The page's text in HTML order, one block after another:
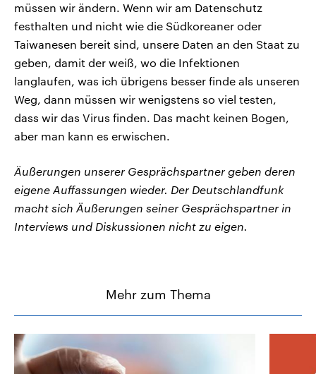
müssen wir ändern. Wenn wir am Datenschutz
festhalten und nicht wie die Südkoreaner oder
Taiwanesen bereit sind, unsere Daten an den Staat zu
geben, damit der weiß, wo die Infektionen
langlaufen, was ich übrigens besser finde als unseren
Weg, dann müssen wir wenigstens so viel testen,
dass wir das Virus finden. Das macht keinen Bogen,
aber man kann es erwischen.
Äußerungen unserer Gesprächspartner geben deren
eigene Auffassungen wieder. Der Deutschlandfunk
macht sich Äußerungen seiner Gesprächspartner in
Interviews und Diskussionen nicht zu eigen.
Mehr zum Thema